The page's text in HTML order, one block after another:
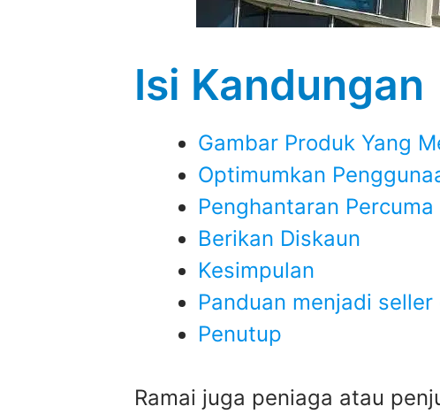
Isi Kandungan
Gambar Produk Yang
Optimumkan
Penghantaran Percuma
Berikan Diskaun
Kesimpulan
Panduan menjadi seller
Penutup
Ramai juga peniaga atau